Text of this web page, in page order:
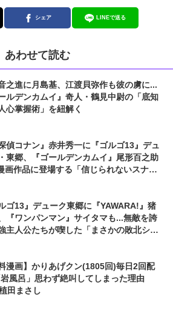
シェア LINEで送る
あわせて読む
之進に月島基、江渡貝弥作も彼の虜に...
ールデンカムイ』奇人・鶴見中尉の「底知
心掌握術」を紐解く
探偵コナン』赤井秀一に『ゴルゴ13』デュ
東郷、『ゴールデンカムイ』尾形百之助
画作品に登場する「信じられないスナイ
ルゴ13』デューク東郷に『YAWARA!』猪
『ワンパンマン』サイタマも...無敵を誇
主人公たちが喫した「まさかの敗北シー
料漫画】かりあげクン(1805回)毎日2回配
風呂」思わず絶叫してしまった理由
田まさし